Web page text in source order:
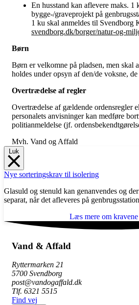
En husstand kan aflevere maks. 1
bygge-/graveprojekt på
1 ku skal anmeldes til Svendborg
svendborg.dk/borger/natur-og-
Børn
Børn er velkomne på pladsen, men skal
holdes under opsyn af den/de voksne,
Overtrædelse af regler
Overtrædelse af gældende ordensregler
personalets anvisninger kan medføre
politianmeldelse (jf.
Mvh. Vand og Affald
Luk
Nye sorteringskrav til isolering
Glasuld og stenuld kan genanvendes og
separat, når det afleveres på
Læs mere om
Vand & Affald
Ryttermarken 21
5700 Svendborg
post@vandogaffald.dk
Tlf. 6321 5515
Find vej